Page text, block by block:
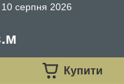
10 серпня 2026
Купити